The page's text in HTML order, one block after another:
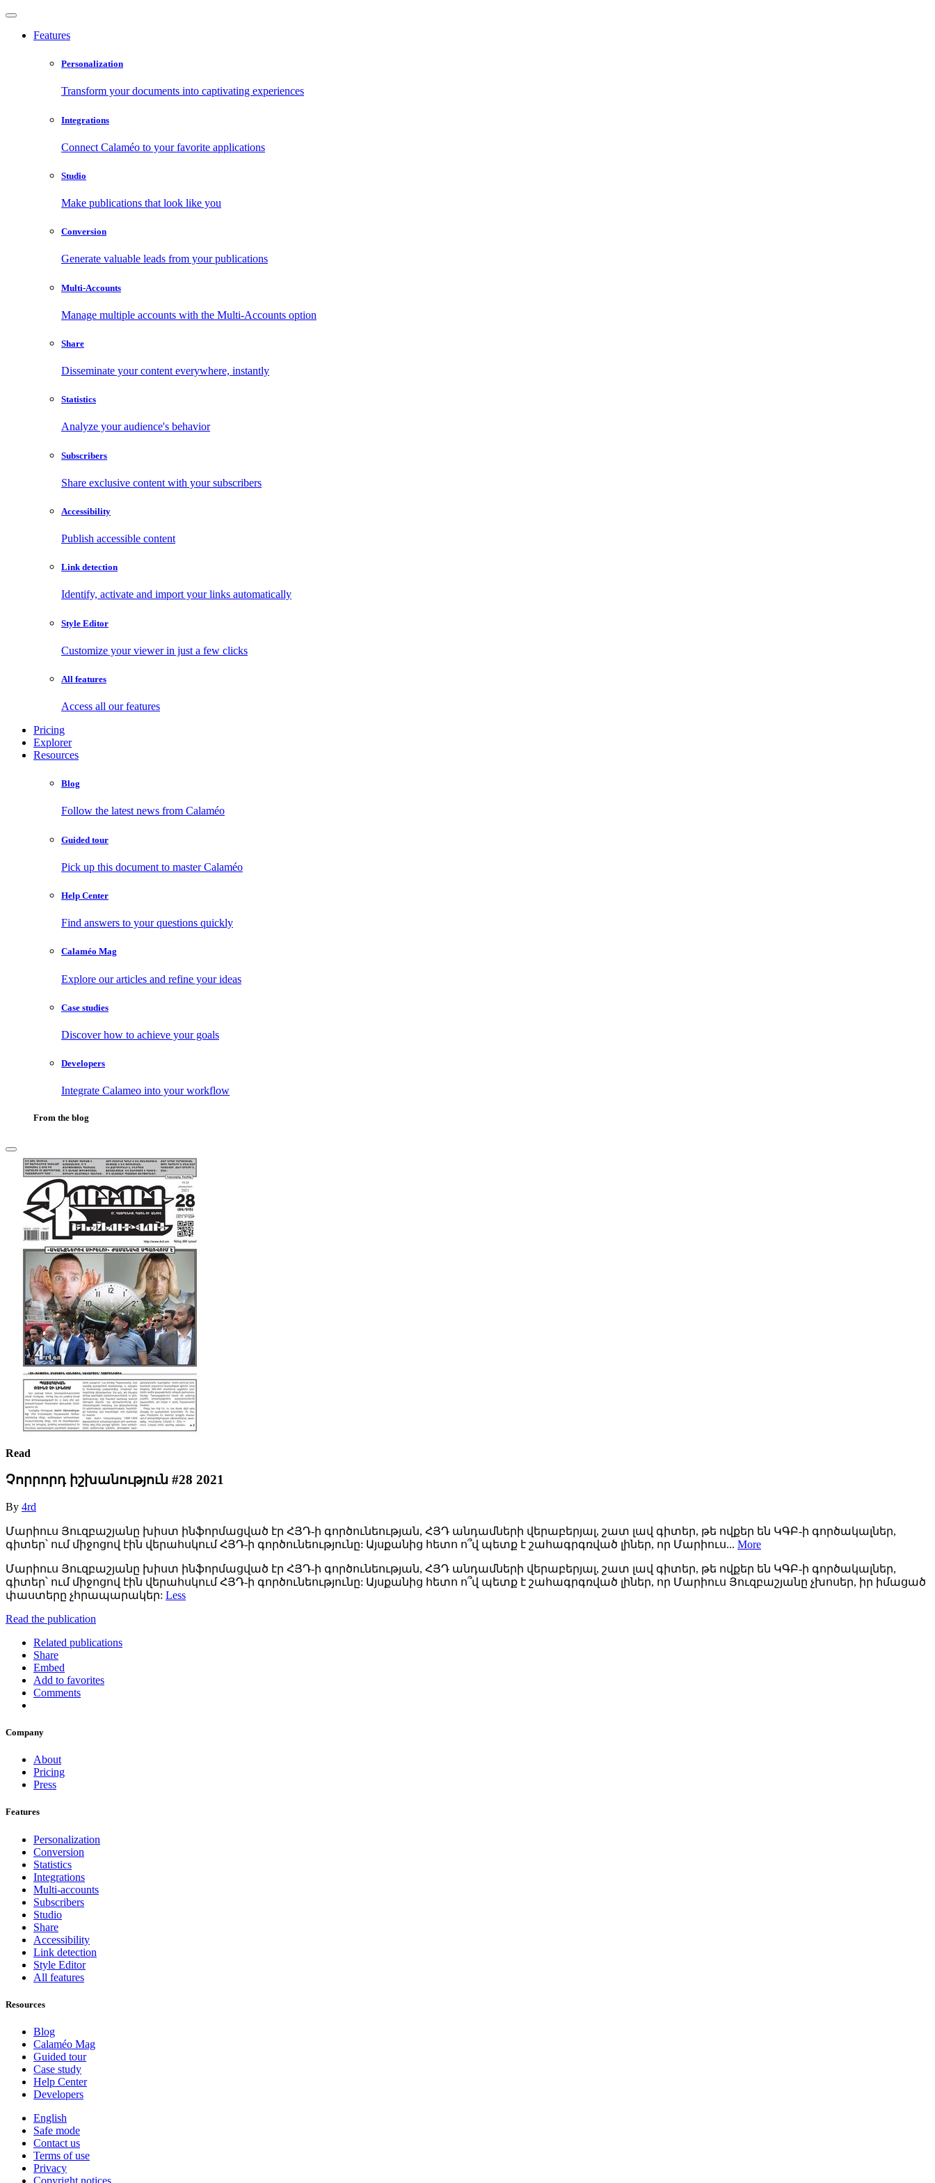
Features
Personalization
Transform your documents into captivating experiences
Integrations
Connect Calaméo to your favorite applications
Studio
Make publications that look like you
Conversion
Generate valuable leads from your publications
Multi-Accounts
Manage multiple accounts with the Multi-Accounts option
Share
Disseminate your content everywhere, instantly
Statistics
Analyze your audience's behavior
Subscribers
Share exclusive content with your subscribers
Accessibility
Publish accessible content
Link detection
Identify, activate and import your links automatically
Style Editor
Customize your viewer in just a few clicks
All features
Access all our features
Pricing
Explorer
Resources
Blog
Follow the latest news from Calaméo
Guided tour
Pick up this document to master Calaméo
Help Center
Find answers to your questions quickly
Calaméo Mag
Explore our articles and refine your ideas
Case studies
Discover how to achieve your goals
Developers
Integrate Calameo into your workflow
From the blog
Read
Չորրորդ իշխանություն #28 2021
By 4rd
Մարիուս Յուզբաշյանը խիստ ինֆորմացված էր ՀՅԴ-ի գործունեության, ՀՅԴ անդամների վերաբերյալ, շատ լավ գիտեր, թե ովքեր են ԿԳԲ-ի գործակալներ,
գիտեր՝ ում միջոցով էին վերահսկում ՀՅԴ-ի գործունեությունը: Այսքանից հետո ո՞վ պետք է շահագրգռված լիներ, որ Մարիուս... More
Մարիուս Յուզբաշյանը խիստ ինֆորմացված էր ՀՅԴ-ի գործունեության, ՀՅԴ անդամների վերաբերյալ, շատ լավ գիտեր, թե ովքեր են ԿԳԲ-ի գործակալներ,
գիտեր՝ ում միջոցով էին վերահսկում ՀՅԴ-ի գործունեությունը: Այսքանից հետո ո՞վ պետք է շահագրգռված լիներ, որ Մարիուս Յուզբաշյանը չխոսեր, իր իմացած
փաստերը չհրապարակեր: Less
Read the publication
Related publications
Share
Embed
Add to favorites
Comments
Company
About
Pricing
Press
Features
Personalization
Conversion
Statistics
Integrations
Multi-accounts
Subscribers
Studio
Share
Accessibility
Link detection
Style Editor
All features
Resources
Blog
Calaméo Mag
Guided tour
Case study
Help Center
Developers
English
Safe mode
Contact us
Terms of use
Privacy
Copyright notices